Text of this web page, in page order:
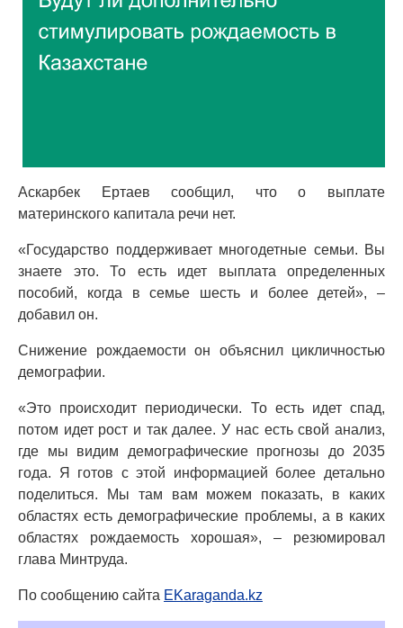
Аскарбек Ертаев сообщил, что о выплате
материнского капитала речи нет.
«Государство поддерживает многодетные семьи. Вы
знаете это. То есть идет выплата определенных
пособий, когда в семье шесть и более детей», –
добавил он.
Снижение рождаемости он объяснил цикличностью
демографии.
«Это происходит периодически. То есть идет спад,
потом идет рост и так далее. У нас есть свой анализ,
где мы видим демографические прогнозы до 2035
года. Я готов с этой информацией более детально
поделиться. Мы там вам можем показать, в каких
областях есть демографические проблемы, а в каких
областях рождаемость хорошая», – резюмировал
глава Минтруда.
По сообщению сайта EKaraganda.kz